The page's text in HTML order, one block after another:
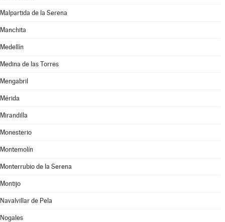
Malpartida de la Serena
Manchita
Medellín
Medina de las Torres
Mengabril
Mérida
Mirandilla
Monesterio
Montemolín
Monterrubio de la Serena
Montijo
Navalvillar de Pela
Nogales